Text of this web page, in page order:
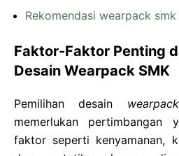
Rekomendasi wearpack
Faktor-Faktor Penting
Desain Wearpack SMK
Pemilihan desain wearpack
memerlukan pertimbangan
faktor seperti kenyamanan,